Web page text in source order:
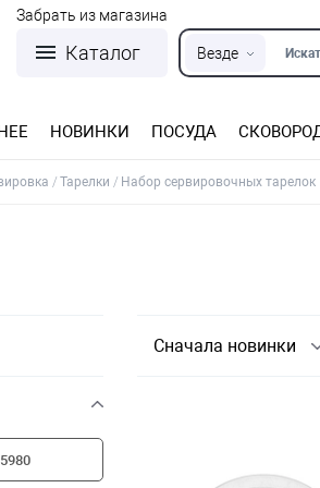
Каталог Везде
Забрать из магазина
НОВИНКИ ПОСУДА
Тарелки Набор сервировочных тарелок
Сначала новинки